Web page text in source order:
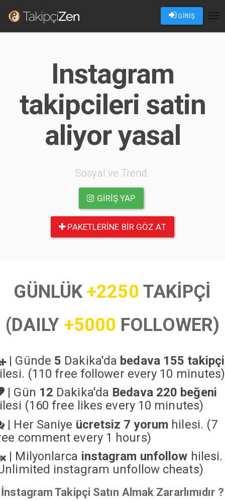
GİRİŞ
Instagram
takipcileri satin
aliyor yasal
Sosyal ve Trend
GIRIŞ YAP
PAKETLERINE BIR GÖZ AT
GÜNLÜK+2250 TAKİPÇİ
(DAILY +5000 FOLLOWER)
| Günde 5 Dakika'da bedava 155 takipçi
(110 free follower every 10 minutes)
| Gün 12 Dakika'da Bedava 220 beğeni
(160 free likes every 10 minutes)
| Her Saniye ücretsiz 7 yorum hilesi. (7
comment every 1 hours)
| Milyonlarca instagram unfollow hilesi.
instagram unfollow cheats)
İnstagram Takipçi Satın Almak Zararlımıdır ?